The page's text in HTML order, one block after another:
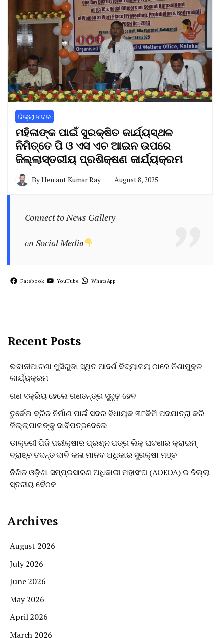
ଜିଲ୍ଲା ଖବର
ମହିଳାଙ୍କ ପାଇଁ ସୁରକ୍ଷିତ କାର୍ଯ୍ୟସ୍ଥଳ
ନିମିତ୍ତେ ପି ଓ ଏସ ଏଚ ଆଇନ ଉପରେ
ଜିଲ୍ଲାସ୍ତରୀୟ ପ୍ରଶିକ୍ଷଣ କାର୍ଯ୍ୟକ୍ରମ
ByHemant Kumar Ray August 8, 2025
Connect to News Gallery
on Social Media
Facebook YouTube WhatsApp
Recent Posts
ଭବାନୀପାଟଣା ମୁସିଗୁଡା ସ୍ଥିତ ଆଦର୍ଶ ବିଦ୍ୟାଳୟ ଠାରେ ନିଶାମୁକ୍ତ
କାର୍ଯ୍ୟକ୍ରମ
ଗଣ ସକ୍ରିୟ ହେଲେ ଗଣତନ୍ତ୍ର ସୁଦୃଢ଼ ହେବ
ତୁର୍କେଲ ବ୍ରିଜ ନିର୍ମାଣ ପାଇଁ ସଦର ବିଧାୟକ ୩୮କିମି ପଦଯାତ୍ରା କରି
ଜିଲ୍ଲାପାଳଙ୍କୁ ଦାବିପତ୍ରଦେଲେ
ଡାକ୍ତରୀ ପିଜି ପରୀକ୍ଷାର ପ୍ରଶ୍ନ ପତ୍ର ଲିକ୍ ଘଟଣାର କ୍ରାଇମ୍
ବ୍ରାଞ୍ଚ ତଦନ୍ତ ଦାବି କଲା ମାନବ ଅଧିକାର ସୁରକ୍ଷା ମଞ୍ଚ
ନିଖିଳ ଓଡ଼ିଶା ସମ୍ପ୍ରସାରଣ ଅଧିକାରୀ ମହାସଂଘ (AOEOA) ର ଜିଲ୍ଲା
ସ୍ତରୀୟ ବୈଠକ
Archives
August 2026
July 2026
June 2026
May 2026
April 2026
March 2026